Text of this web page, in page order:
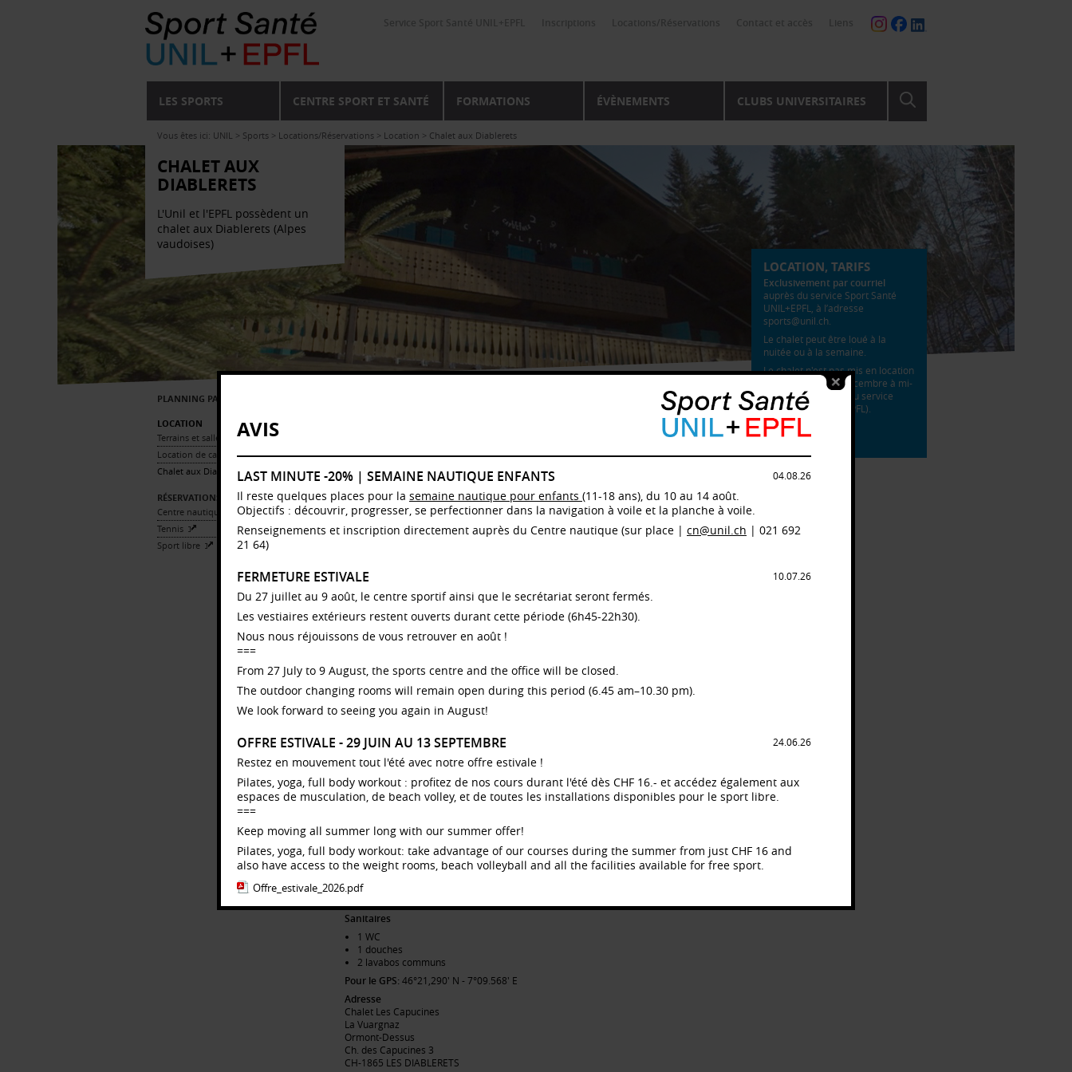
LES SPORTS CENTRE SPORT ET SANTÉ FORMATIONS ÉVÈNEMENTS CLUBS UNIVERSITAIRES
Vous êtes ici: UNIL > Sports > Locations/Réservations > Location > Chalet aux Diablerets
CHALET AUX
DIABLERETS
L'Unil et l'EPFL possèdent un
chalet aux Diablerets (Alpes
vaudoises)
PLANNING PAR LIEU
LOCATION
Terrains et salles
Location de casiers
Chalet aux Diablerets
RÉSERVATIONS
Centre nautique
Tennis
Sport libre
Lu. 03.08.26 Ma. 04.08.26 Me. 05.08.26 Je. 06.08.26
Chalet construit en 1729 au lieu dit "En la Vuargnaz", construction traditionnelle en
bois, mur en moellons et tavillons.
Le chalet est aménagé pour la réception de colonies ou groupes : dortoirs, cuisine
semi professionnelle, sanitaires récemment rénovés, literie neuve et chauffage aux
ÉQUIPEMENTS
Hall d'entrée indépendant et vestiaire pour vestes et chaussures
Cuisine avec entrée indépendante et réfectoire-séjour avec cheminée
Chambre 4 lits, avec douche et lavabo
Chambre 4 lits
Chambre 5 lits
Dortoir 12 lits (6 lits superposés)
4 WC
3 douches
4 lavabos communs
2e ÉTAGE (16 LITS)
Dortoir 6 lits (3 lits superposés)
Sanitaires
1 WC
1 douches
2 lavabos communs
Pour le GPS: 46°21,290' N - 7°09.568' E
Adresse
Chalet Les Capucines
La Vuargnaz
Ormont-Dessus
Ch. des Capucines 3
CH-1865 LES DIABLERETS
LOCATION, TARIFS
Exclusivement par courriel
auprès du service Sport Santé
UNIL+EPFL, à l’adresse
sports@unil.ch.
Le chalet peut être loué à la
nuitée ou à la semaine.
Le chalet n'est pas mis en location
les week-ends de décembre à mi-
avril (camps de ski du service
Sport Santé UNIL+EPFL).
Tarifs location
AVIS
04.08.26
LAST MINUTE -20% | SEMAINE NAUTIQUE ENFANTS
Il reste quelques places pour la semaine nautique pour enfants (11-18 ans), du 10 au 14 août.
Objectifs : découvrir, progresser, se perfectionner dans la navigation à voile et la planche à voile.
Renseignements et inscription directement auprès du Centre nautique (sur place | cn@unil.ch | 021 692
21 64)
10.07.26
FERMETURE ESTIVALE
Du 27 juillet au 9 août, le centre sportif ainsi que le secrétariat seront fermés.
Les vestiaires extérieurs restent ouverts durant cette période (6h45-22h30).
Nous nous réjouissons de vous retrouver en août !
===
From 27 July to 9 August, the sports centre and the office will be closed.
The outdoor changing rooms will remain open during this period (6.45 am–10.30 pm).
We look forward to seeing you again in August!
24.06.26
OFFRE ESTIVALE - 29 JUIN AU 13 SEPTEMBRE
Restez en mouvement tout l'été avec notre offre estivale !
Pilates, yoga, full body workout : profitez de nos cours durant l'été dès CHF 16.- et accédez également aux
espaces de musculation, de beach volley, et de toutes les installations disponibles pour le sport libre.
===
Keep moving all summer long with our summer offer!
Pilates, yoga, full body workout: take advantage of our courses during the summer from just CHF 16 and
also have access to the weight rooms, beach volleyball and all the facilities available for free sport.
Offre_estivale_2026.pdf